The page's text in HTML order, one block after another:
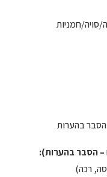
– הסבר בהערות):